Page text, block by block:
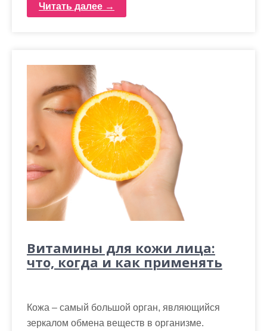
Читать далее →
Витамины для кожи лица:
что, когда и как применять
Кожа – самый большой орган, являющийся
зеркалом обмена веществ в организме.